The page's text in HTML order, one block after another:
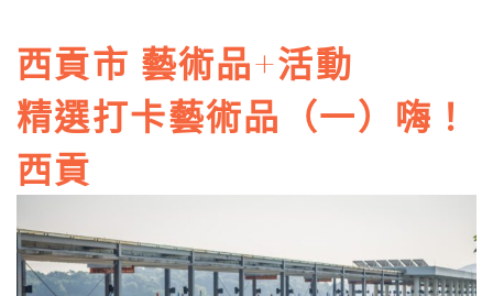
西貢市 藝術品+活動
精選打卡藝術品（一）嗨！
西貢